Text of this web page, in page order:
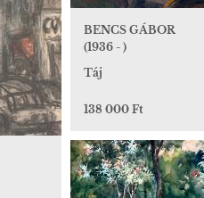
BENCS GÁBOR
(1936 - )
Táj
138 000 Ft